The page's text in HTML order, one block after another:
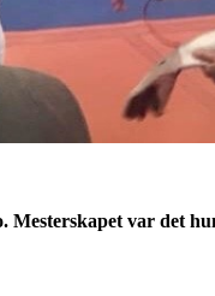
Mesterskapet var det